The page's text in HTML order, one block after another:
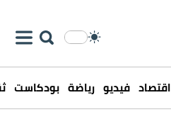
اقتصاد فيديو رياضة بودكاست